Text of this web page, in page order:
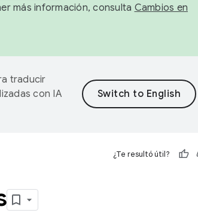
más información, consulta Cambios en
traducir
con IA
¿Te resultó útil?